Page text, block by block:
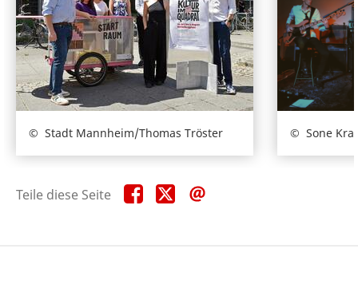
Stadt Mannheim/Thomas Tröster Sone
Teile diese Seite Teile
diese
Teile
diese